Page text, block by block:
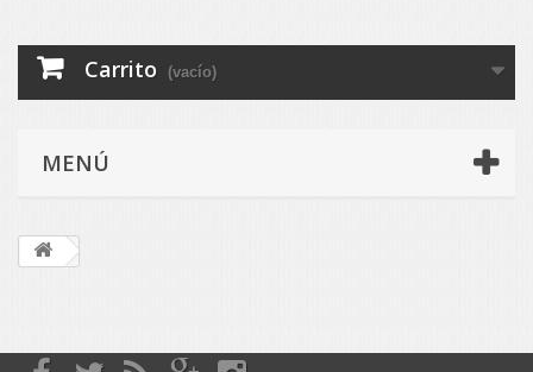
Carrito (vacío)
MENÚ